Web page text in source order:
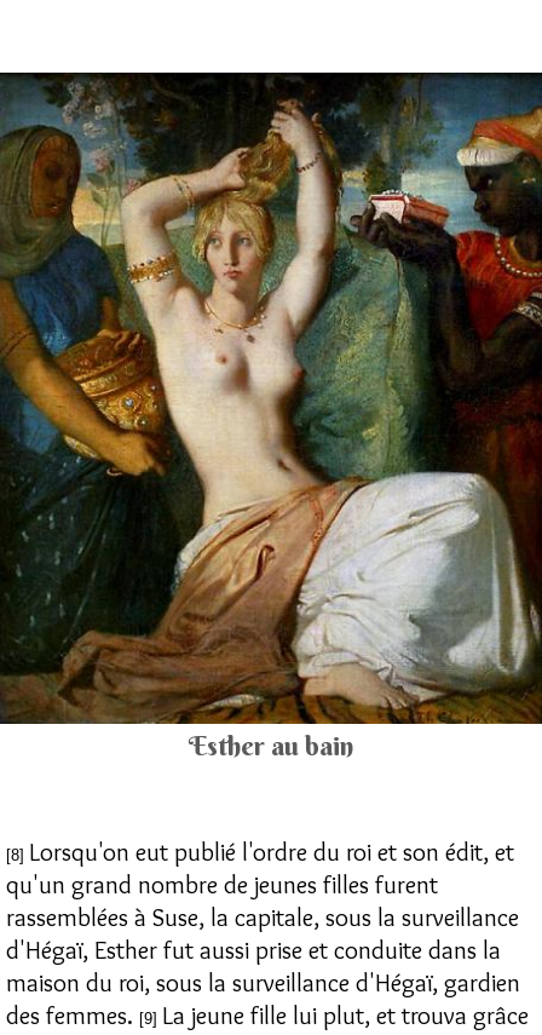
Esther au bain
[8] Lorsqu'on eut publié l'ordre du roi et son édit, et
qu'un grand nombre de jeunes filles furent
rassemblées à Suse, la capitale, sous la surveillance
d'Hégaï, Esther fut aussi prise et conduite dans la
maison du roi, sous la surveillance d'Hégaï, gardien
des femmes. [9] La jeune fille lui plut, et trouva grâce